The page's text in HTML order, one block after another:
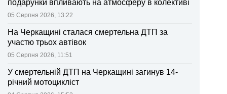
подарунки впливають на атмосферу в колективі
05 Серпня 2026, 13:22
На Черкащині сталася смертельна ДТП за
участю трьох автівок
05 Серпня 2026, 11:51
У смертельній ДТП на Черкащині загинув 14-
річний мотоцикліст